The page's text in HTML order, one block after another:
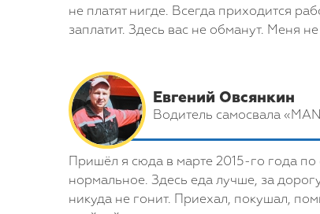
не платят нигде. Всегда приходится
заплатит. Здесь вас не обманут. Меня
Евгений Овсянкин
Водитель самосвала
Пришёл я сюда в марте 2015-го года
нормальное. Здесь еда лучше, за
никуда не гонит. Приехал, покушал,